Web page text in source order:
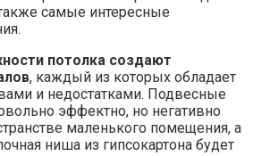
самые интересные
потолка создают
, каждый из которых обладает
и недостатками. Подвесные
эффектно, но негативно
маленького помещения, а
ниша из гипсокартона будет